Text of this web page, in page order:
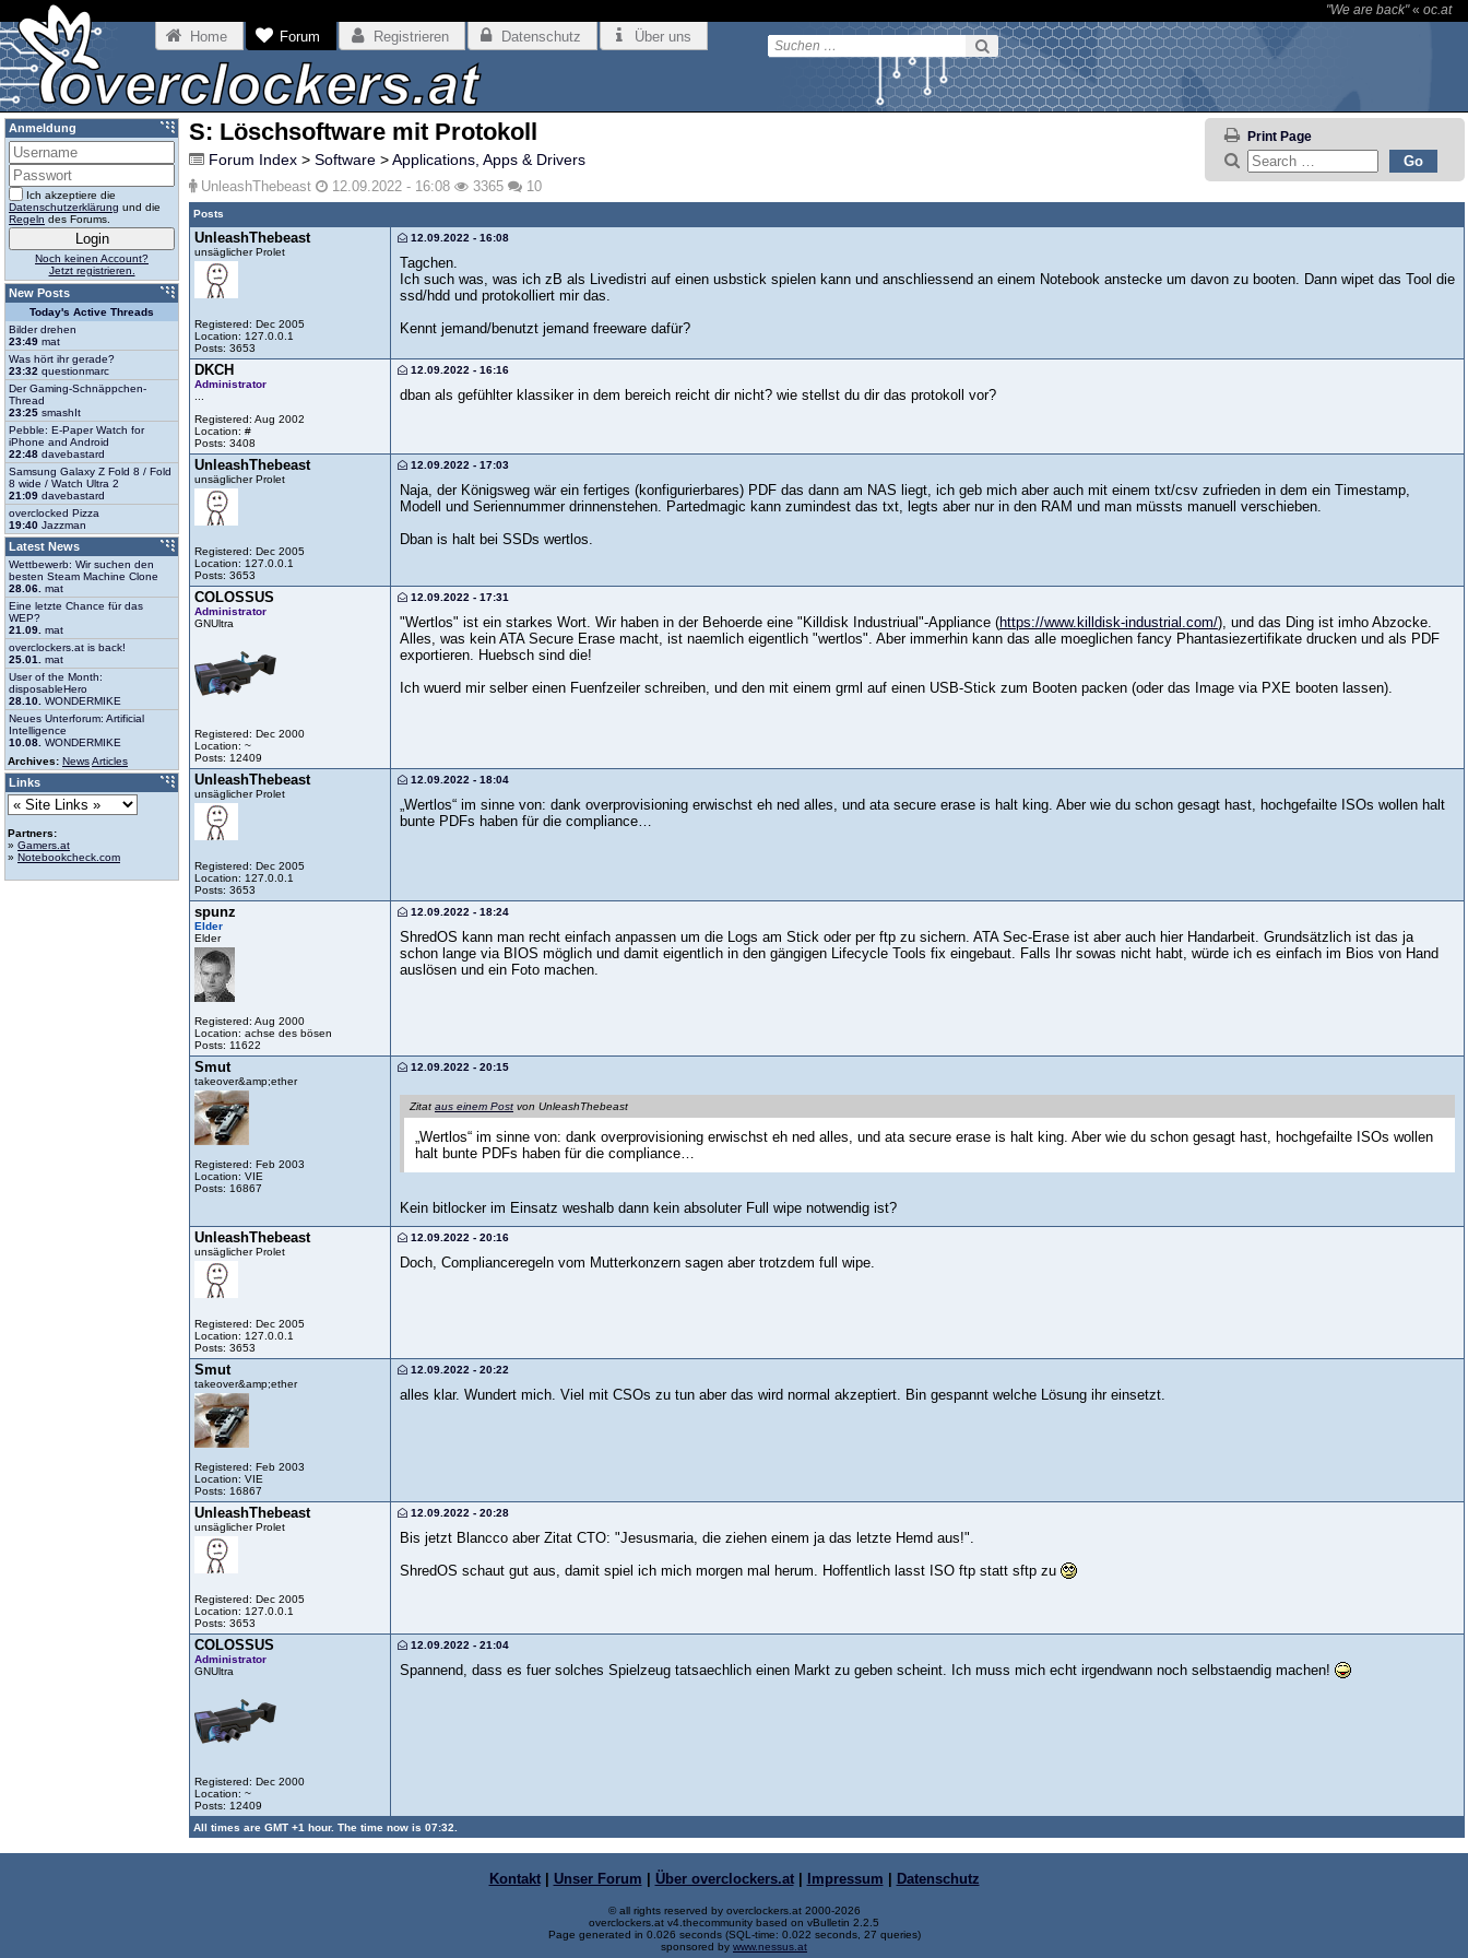
"We are back"« oc.at
Home Forum Registrieren Datenschutz Über uns
S: Löschsoftware mit Protokoll Print Page
Forum Index > Software >Applications, Apps & Drivers
UnleashThebeast 12.09.2022 - 16:08 3365 10
Posts
UnleashThebeast
unsäglicher Prolet
Registered: Dec 2005
Location: 127.0.0.1
Posts: 3653
12.09.2022 - 16:08
Tagchen.
Ich such was, was ich zB als Livedistri auf einen usbstick spielen kann und anschliessend an einem Notebook anstecke um davon zu booten. Dann wipet das Tool die
ssd/hdd und protokolliert mir das.
Kennt jemand/benutzt jemand freeware dafür?
DKCH
Administrator
Registered: Aug 2002
Location: #
Posts: 3408
12.09.2022 - 16:16
dban als gefühlter klassiker in dem bereich reicht dir nicht? wie stellst du dir das protokoll vor?
UnleashThebeast
unsäglicher Prolet
Registered: Dec 2005
Location: 127.0.0.1
Posts: 3653
12.09.2022 - 17:03
Naja, der Königsweg wär ein fertiges (konfigurierbares) PDF das dann am NAS liegt, ich geb mich aber auch mit einem txt/csv zufrieden in dem ein Timestamp,
Modell und Seriennummer drinnenstehen. Partedmagic kann zumindest das txt, legts aber nur in den RAM und man müssts manuell verschieben.
Dban is halt bei SSDs wertlos.
COLOSSUS
Administrator
GNUltra
Registered: Dec 2000
Location: ~
Posts: 12409
12.09.2022 - 17:31
"Wertlos" ist ein starkes Wort. Wir haben in der Behoerde eine "Killdisk Industriual"-Appliance (https://www.killdisk-industrial.com/), und das Ding ist imho Abzocke.
Alles, was kein ATA Secure Erase macht, ist naemlich eigentlich "wertlos". Aber immerhin kann das alle moeglichen fancy Phantasiezertifikate drucken und als PDF
exportieren. Huebsch sind die!
Ich wuerd mir selber einen Fuenfzeiler schreiben, und den mit einem grml auf einen USB-Stick zum Booten packen (oder das Image via PXE booten lassen).
UnleashThebeast
unsäglicher Prolet
Registered: Dec 2005
Location: 127.0.0.1
Posts: 3653
12.09.2022 - 18:04
„Wertlos“ im sinne von: dank overprovisioning erwischst eh ned alles, und ata secure erase is halt king. Aber wie du schon gesagt hast, hochgefailte ISOs wollen halt
bunte PDFs haben für die compliance…
spunz
Elder
Elder
Registered: Aug 2000
Location: achse des bösen
Posts: 11622
12.09.2022 - 18:24
ShredOS kann man recht einfach anpassen um die Logs am Stick oder per ftp zu sichern. ATA Sec-Erase ist aber auch hier Handarbeit. Grundsätzlich ist das ja
schon lange via BIOS möglich und damit eigentlich in den gängigen Lifecycle Tools fix eingebaut. Falls Ihr sowas nicht habt, würde ich es einfach im Bios von Hand
auslösen und ein Foto machen.
Smut
takeover&amp;ether
Registered: Feb 2003
Location: VIE
Posts: 16867
12.09.2022 - 20:15
Zitat aus einem Post von UnleashThebeast
„Wertlos“ im sinne von: dank overprovisioning erwischst eh ned alles, und ata secure erase is halt king. Aber wie du schon gesagt hast, hochgefailte ISOs wollen
halt bunte PDFs haben für die compliance…
Kein bitlocker im Einsatz weshalb dann kein absoluter Full wipe notwendig ist?
UnleashThebeast
unsäglicher Prolet
Registered: Dec 2005
Location: 127.0.0.1
Posts: 3653
12.09.2022 - 20:16
Doch, Complianceregeln vom Mutterkonzern sagen aber trotzdem full wipe.
Smut
takeover&amp;ether
Registered: Feb 2003
Location: VIE
Posts: 16867
12.09.2022 - 20:22
alles klar. Wundert mich. Viel mit CSOs zu tun aber das wird normal akzeptiert. Bin gespannt welche Lösung ihr einsetzt.
UnleashThebeast
unsäglicher Prolet
Registered: Dec 2005
Location: 127.0.0.1
Posts: 3653
12.09.2022 - 20:28
Bis jetzt Blancco aber Zitat CTO: "Jesusmaria, die ziehen einem ja das letzte Hemd aus!".
ShredOS schaut gut aus, damit spiel ich mich morgen mal herum. Hoffentlich lasst ISO ftp statt sftp zu
COLOSSUS
Administrator
GNUltra
Registered: Dec 2000
Location: ~
Posts: 12409
12.09.2022 - 21:04
Spannend, dass es fuer solches Spielzeug tatsaechlich einen Markt zu geben scheint. Ich muss mich echt irgendwann noch selbstaendig machen!
All times are GMT +1 hour. The time now is 07:32.
Anmeldung
Ich akzeptiere die
Datenschutzerklärung und die
Regeln des Forums.
Noch keinen Account?
Jetzt registrieren.
New Posts
Today's Active Threads
Bilder drehen
23:49 mat
Was hört ihr gerade?
23:32 questionmarc
Der Gaming-Schnäppchen-
Thread
23:25 smashIt
Pebble: E-Paper Watch for
iPhone and Android
22:48 davebastard
Samsung Galaxy Z Fold 8 / Fold
8 wide / Watch Ultra 2
21:09 davebastard
overclocked Pizza
19:40 Jazzman
Latest News
Wettbewerb: Wir suchen den
besten Steam Machine Clone
28.06. mat
Eine letzte Chance für das
WEP?
21.09. mat
overclockers.at is back!
25.01.
mat
User of the Month:
disposableHero
28.10. WONDERMIKE
Neues Unterforum: Artificial
Intelligence
10.08. WONDERMIKE
Archives: NewsArticles
Links
Partners:
» Gamers.at
» Notebookcheck.com
Kontakt| Unser Forum | Über overclockers.at| Impressum | Datenschutz
© all rights reserved by overclockers.at 2000-2026
overclockers.at v4.thecommunity based on vBulletin 2.2.5
Page generated in 0.026 seconds (SQL-time: 0.022 seconds, 27 queries)
sponsored by www.nessus.at